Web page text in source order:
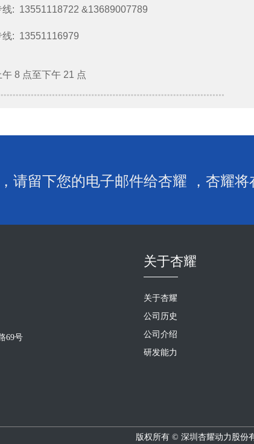
线: 13551118722 &13689007789
线: 13551116979
8 点至下午 21 点
请留下您的电子邮件给杏耀 ，杏耀将
69号
关于杏耀
关于杏耀
公司历史
公司介绍
研发能力
版权所有 © 深圳杏耀动力股份